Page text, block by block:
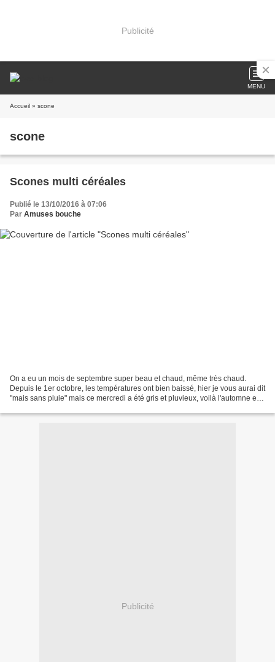
Publicité
MENU
Accueil » scone
scone
Scones multi céréales
Publié le 13/10/2016 à 07:06
Par Amuses bouche
On a eu un mois de septembre super beau et chaud, même très chaud.
Depuis le 1er octobre, les températures ont bien baissé, hier je vous aurai dit
"mais sans pluie" mais ce mercredi a été gris et pluvieux, voilà l'automne est
Publicité